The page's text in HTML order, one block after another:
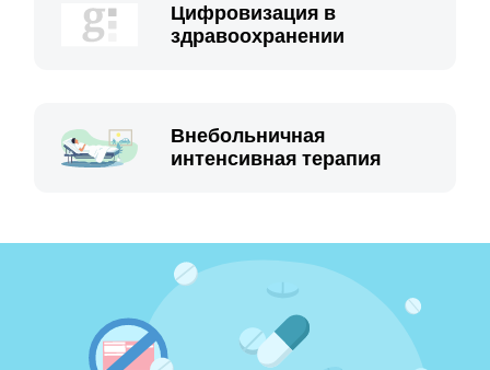
Цифровизация в
здравоохранении
Внебольничная
интенсивная терапия